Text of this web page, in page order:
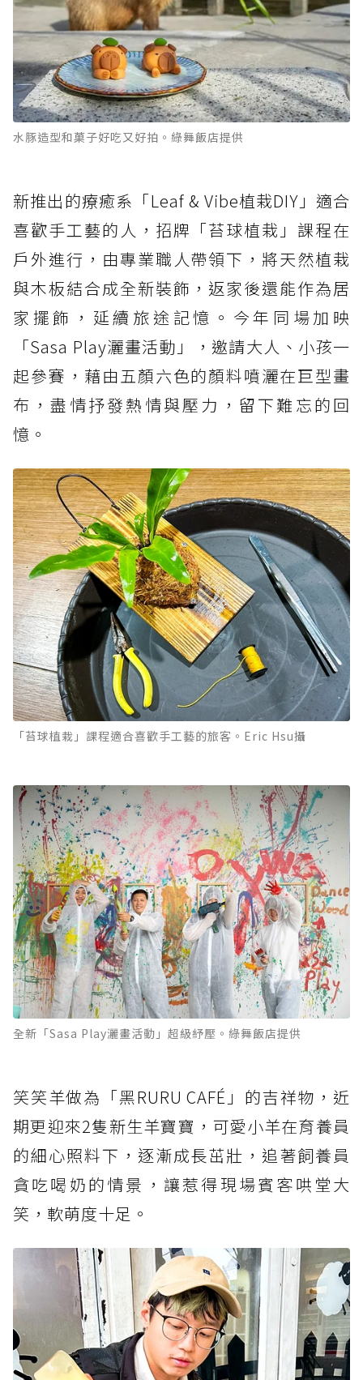
水豚造型和菓子好吃又好拍。綠舞飯店提供
新推出的療癒系「Leaf & Vibe植栽DIY」適合
喜歡手工藝的人，招牌「苔球植栽」課程在
戶外進行，由專業職人帶領下，將天然植栽
與木板結合成全新裝飾，返家後還能作為居
家擺飾，延續旅途記憶。今年同場加映
「Sasa Play灑畫活動」，邀請大人、小孩一
起參賽，藉由五顏六色的顏料噴灑在巨型畫
布，盡情抒發熱情與壓力，留下難忘的回
憶。
「苔球植栽」課程適合喜歡手工藝的旅客。Eric Hsu攝
全新「Sasa Play灑畫活動」超級紓壓。綠舞飯店提供
笑笑羊做為「黑RURU CAFÉ」的吉祥物，近
期更迎來2隻新生羊寶寶，可愛小羊在育養員
的細心照料下，逐漸成長茁壯，追著飼養員
貪吃喝奶的情景，讓惹得現場賓客哄堂大
笑，軟萌度十足。